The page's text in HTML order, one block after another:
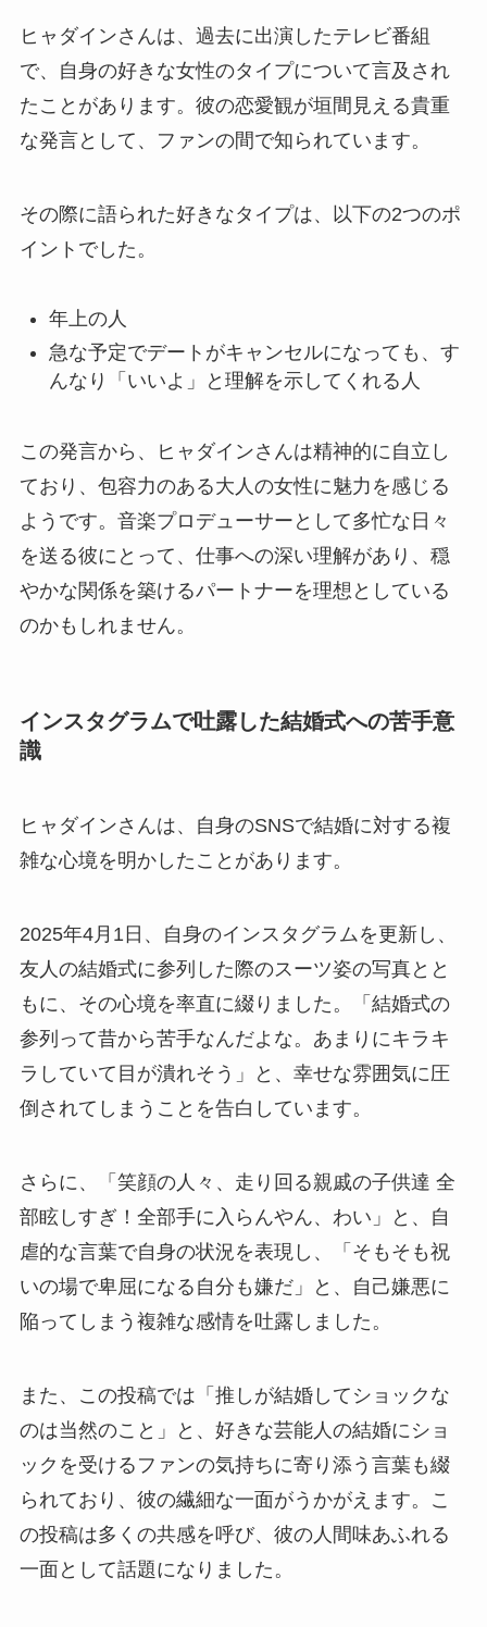
ヒャダインさんは、過去に出演したテレビ番組
で、自身の好きな女性のタイプについて言及され
たことがあります。彼の恋愛観が垣間見える貴重
な発言として、ファンの間で知られています。
その際に語られた好きなタイプは、以下の2つのポ
イントでした。
年上の人
急な予定でデートがキャンセルになっても、す
んなり「いいよ」と理解を示してくれる人
この発言から、ヒャダインさんは精神的に自立し
ており、包容力のある大人の女性に魅力を感じる
ようです。音楽プロデューサーとして多忙な日々
を送る彼にとって、仕事への深い理解があり、穏
やかな関係を築けるパートナーを理想としている
のかもしれません。
インスタグラムで吐露した結婚式への苦手意
識
ヒャダインさんは、自身のSNSで結婚に対する複
雑な心境を明かしたことがあります。
2025年4月1日、自身のインスタグラムを更新し、
友人の結婚式に参列した際のスーツ姿の写真とと
もに、その心境を率直に綴りました。「結婚式の
参列って昔から苦手なんだよな。あまりにキラキ
ラしていて目が潰れそう」と、幸せな雰囲気に圧
倒されてしまうことを告白しています。
さらに、「笑顔の人々、走り回る親戚の子供達 全
部眩しすぎ！全部手に入らんやん、わい」と、自
虐的な言葉で自身の状況を表現し、「そもそも祝
いの場で卑屈になる自分も嫌だ」と、自己嫌悪に
陥ってしまう複雑な感情を吐露しました。
また、この投稿では「推しが結婚してショックな
のは当然のこと」と、好きな芸能人の結婚にショ
ックを受けるファンの気持ちに寄り添う言葉も綴
られており、彼の繊細な一面がうかがえます。こ
の投稿は多くの共感を呼び、彼の人間味あふれる
一面として話題になりました。